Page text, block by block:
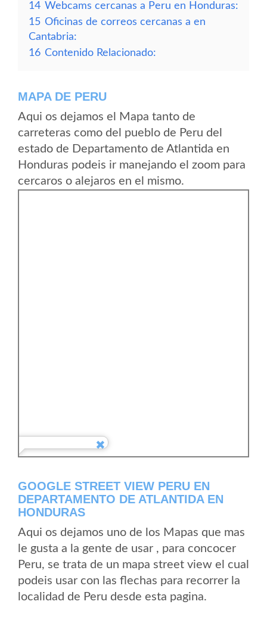
14 Webcams cercanas a Peru en Honduras:
15 Oficinas de correos cercanas a en
Cantabria:
16 Contenido Relacionado:
MAPA DE PERU
Aqui os dejamos el Mapa tanto de
carreteras como del pueblo de Peru del
estado de Departamento de Atlantida en
Honduras podeis ir manejando el zoom para
cercaros o alejaros en el mismo.
GOOGLE STREET VIEW PERU EN
DEPARTAMENTO DE ATLANTIDA EN
HONDURAS
Aqui os dejamos uno de los Mapas que mas
le gusta a la gente de usar , para concocer
Peru, se trata de un mapa street view el cual
podeis usar con las flechas para recorrer la
localidad de Peru desde esta pagina.